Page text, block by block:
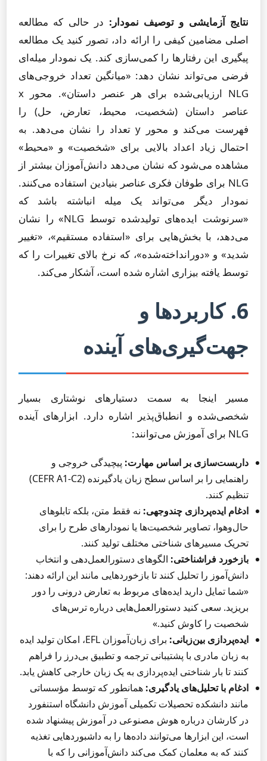
نتایج آزمایشی و توصیف نمودار: در حالی که مطالعه
اصلی مضامین کیفی را ارائه داد، تصور کنید یک مطالعه
پیگیری این رفتارها را کمی‌سازی کند. یک نمودار میله‌ای
فرضی می‌تواند نشان دهد: «میانگین تعداد خروجی‌های
NLG ارزیابی‌شده برای هر عنصر داستان». محور x
عناصر داستان (شخصیت، محیط، تعارض، حل) را
فهرست می‌کند و محور y تعداد را نشان می‌دهد. به
احتمال زیاد اعداد بالایی برای «شخصیت» و «محیط»
مشاهده می‌شود که نشان می‌دهد دانش‌آموزان بیشتر از
NLG برای طوفان فکری عناصر بنیادین استفاده می‌کنند.
نمودار دیگر می‌تواند یک میله انباشته باشد که
«سرنوشت ایده‌های تولیدشده توسط NLG» را نشان
می‌دهد، با بخش‌هایی برای «استفاده مستقیم»، «تغییر
شدید» و «دورانداخته‌شده»، که نرخ بالای تغییرات را که
توسط یافته بیزاری اشاره شده است، آشکار می‌کند.
6. کاربردها و
جهت‌گیری‌های آینده
مسیر اینجا به سمت دستیارهای نوشتاری بسیار
شخصی‌شده و انطباق‌پذیر اشاره دارد. ابزارهای آینده
NLG برای آموزش می‌توانند:
داربست‌سازی بر اساس مهارت: پیچیدگی خروجی و
راهنمایی را بر اساس سطح زبان یادگیرنده (CEFR A1-C2)
تنظیم کنند.
ادغام ایده‌پردازی چندوجهی: نه فقط متن، بلکه تابلوهای
حال‌و‌هوا، تصاویر شخصیت‌ها یا نمودارهای طرح را برای
تحریک مسیرهای شناختی مختلف تولید کنند.
بازخورد فراشناختی: الگوهای دستورالعمل‌دهی و انتخاب
دانش‌آموز را تحلیل کنند تا بازخوردهایی مانند این ارائه دهند:
«شما تمایل دارید ایده‌های مربوط به تعارض درونی را دور
بریزید. سعی کنید دستورالعمل‌هایی درباره ترس‌های
شخصیت را کاوش کنید.»
ایده‌پردازی بین‌زبانی:
برای زبان‌آموزان EFL، امکان تولید ایده
به زبان مادری با پشتیبانی ترجمه و تطبیق بی‌درز را فراهم
کنند تا بار شناختی ایده‌پردازی به یک زبان خارجی کاهش یابد.
ادغام با تحلیل‌های یادگیری: همانطور که توسط مؤسساتی
مانند دانشکده تحصیلات تکمیلی آموزش دانشگاه استنفورد
در کارشان درباره هوش مصنوعی در آموزش پیشنهاد شده
است، این ابزارها می‌توانند داده‌ها را به داشبوردهایی تغذیه
کنند که به معلمان کمک می‌کند دانش‌آموزانی را که با